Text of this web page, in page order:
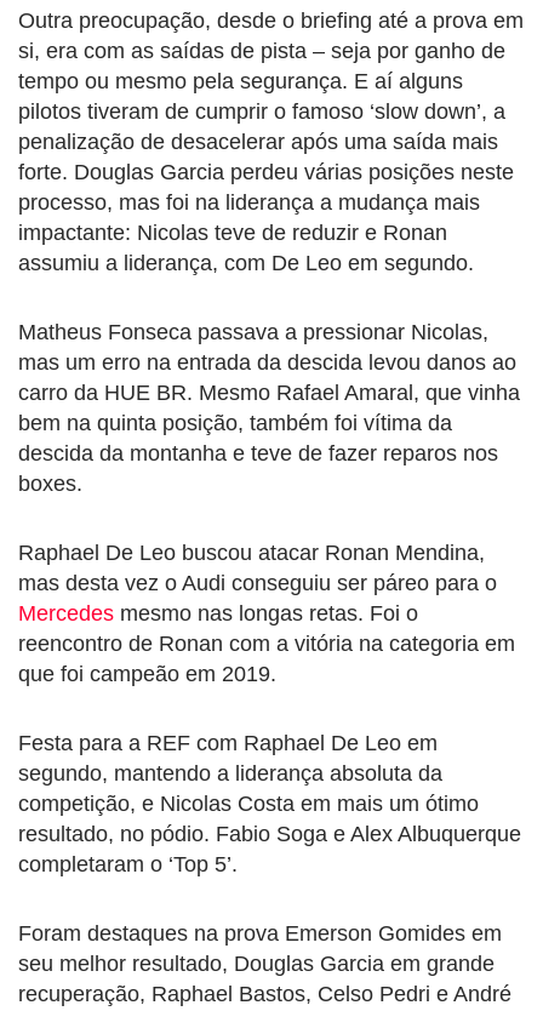
Outra preocupação, desde o briefing até a prova em
si, era com as saídas de pista – seja por ganho de
tempo ou mesmo pela segurança. E aí alguns
pilotos tiveram de cumprir o famoso ‘slow down’, a
penalização de desacelerar após uma saída mais
forte. Douglas Garcia perdeu várias posições neste
processo, mas foi na liderança a mudança mais
impactante: Nicolas teve de reduzir e Ronan
assumiu a liderança, com De Leo em segundo.
Matheus Fonseca passava a pressionar Nicolas,
mas um erro na entrada da descida levou danos ao
carro da HUE BR. Mesmo Rafael Amaral, que vinha
bem na quinta posição, também foi vítima da
descida da montanha e teve de fazer reparos nos
boxes.
Raphael De Leo buscou atacar Ronan Mendina,
mas desta vez o Audi conseguiu ser páreo para o
Mercedes mesmo nas longas retas. Foi o
reencontro de Ronan com a vitória na categoria em
que foi campeão em 2019.
Festa para a REF com Raphael De Leo em
segundo, mantendo a liderança absoluta da
competição, e Nicolas Costa em mais um ótimo
resultado, no pódio. Fabio Soga e Alex Albuquerque
completaram o ‘Top 5’.
Foram destaques na prova Emerson Gomides em
seu melhor resultado, Douglas Garcia em grande
recuperação, Raphael Bastos, Celso Pedri e André